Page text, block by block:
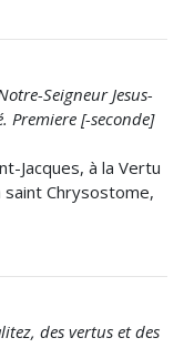
Seigneur Jesus-
Premiere [-seconde]
Jacques, à la Vertu
saint Chrysostome,
des vertus et des